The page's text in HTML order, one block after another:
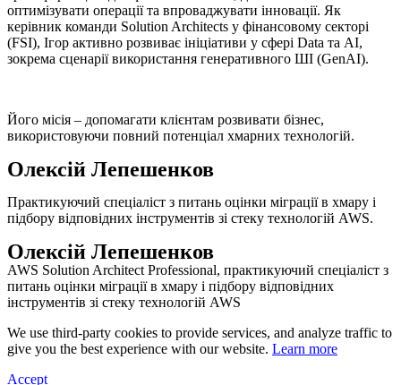
оптимізувати операції та впроваджувати інновації. Як
керівник команди Solution Architects у фінансовому секторі
(FSI), Ігор активно розвиває ініціативи у сфері Data та AI,
зокрема сценарії використання генеративного ШІ (GenAI).
Його місія – допомагати клієнтам розвивати бізнес,
використовуючи повний потенціал хмарних технологій.
Олексій Лепешенков
Практикуючий спеціаліст з питань оцінки міграції в хмару і
підбору відповідних інструментів зі стеку технологій AWS.
Олексій Лепешенков
AWS Solution Architect Professional, практикуючий спеціаліст з
питань оцінки міграції в хмару і підбору відповідних
інструментів зі стеку технологій AWS
We use third-party cookies to provide services, and analyze traffic to
give you the best experience with our website. Learn more
Accept